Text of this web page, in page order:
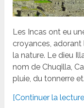
Les Incas ont eu
croyances,
la nature. Le dieu
nom de Chuqilla,
pluie, du tonnerre
[Continuer la